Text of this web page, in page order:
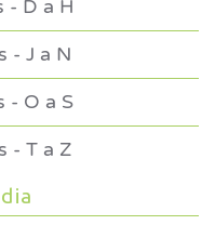
- D a H
- J a N
- O a S
- T a Z